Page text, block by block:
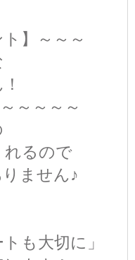
】～～～
～～～～
れるので
ません♪
も大切に」